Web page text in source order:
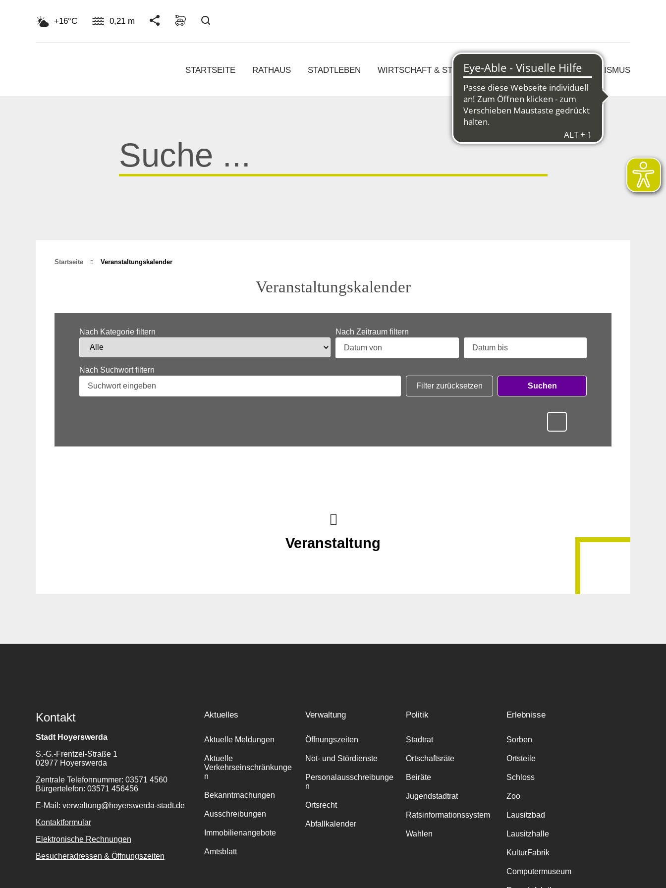
+16°C 0,21 m
STARTSEITE RATHAUS STADTLEBEN WIRTSCHAFT & STRUKTURWANDEL KULTUR & TOURISMUS
für:
Startseite Veranstaltungskalender
Veranstaltungskalender
Nach Kategorie filtern Nach Zeitraum filtern
Nach Suchwort filtern
Filter zurücksetzen
Suchen
Veranstaltung
Kontakt
Stadt Hoyerswerda
S.-G.-Frentzel-Straße 1
02977 Hoyerswerda
Zentrale Telefonnummer: 03571 4560
Bürgertelefon: 03571 456456
E-Mail: verwaltung@hoyerswerda-stadt.de
Kontaktformular
Elektronische Rechnungen
Besucheradressen & Öffnungszeiten
Aktuelles
Aktuelle Meldungen
Aktuelle
Verkehrseinschränkunge
n
Bekanntmachungen
Ausschreibungen
Immobilienangebote
Amtsblatt
Verwaltung
Öffnungszeiten
Not- und Stördienste
Personalausschreibunge
n
Ortsrecht
Abfallkalender
Politik
Stadtrat
Ortschaftsräte
Beiräte
Jugendstadtrat
Ratsinformationssystem
Wahlen
Erlebnisse
Sorben
Ortsteile
Schloss
Zoo
Lausitzbad
Lausitzhalle
KulturFabrik
Computermuseum